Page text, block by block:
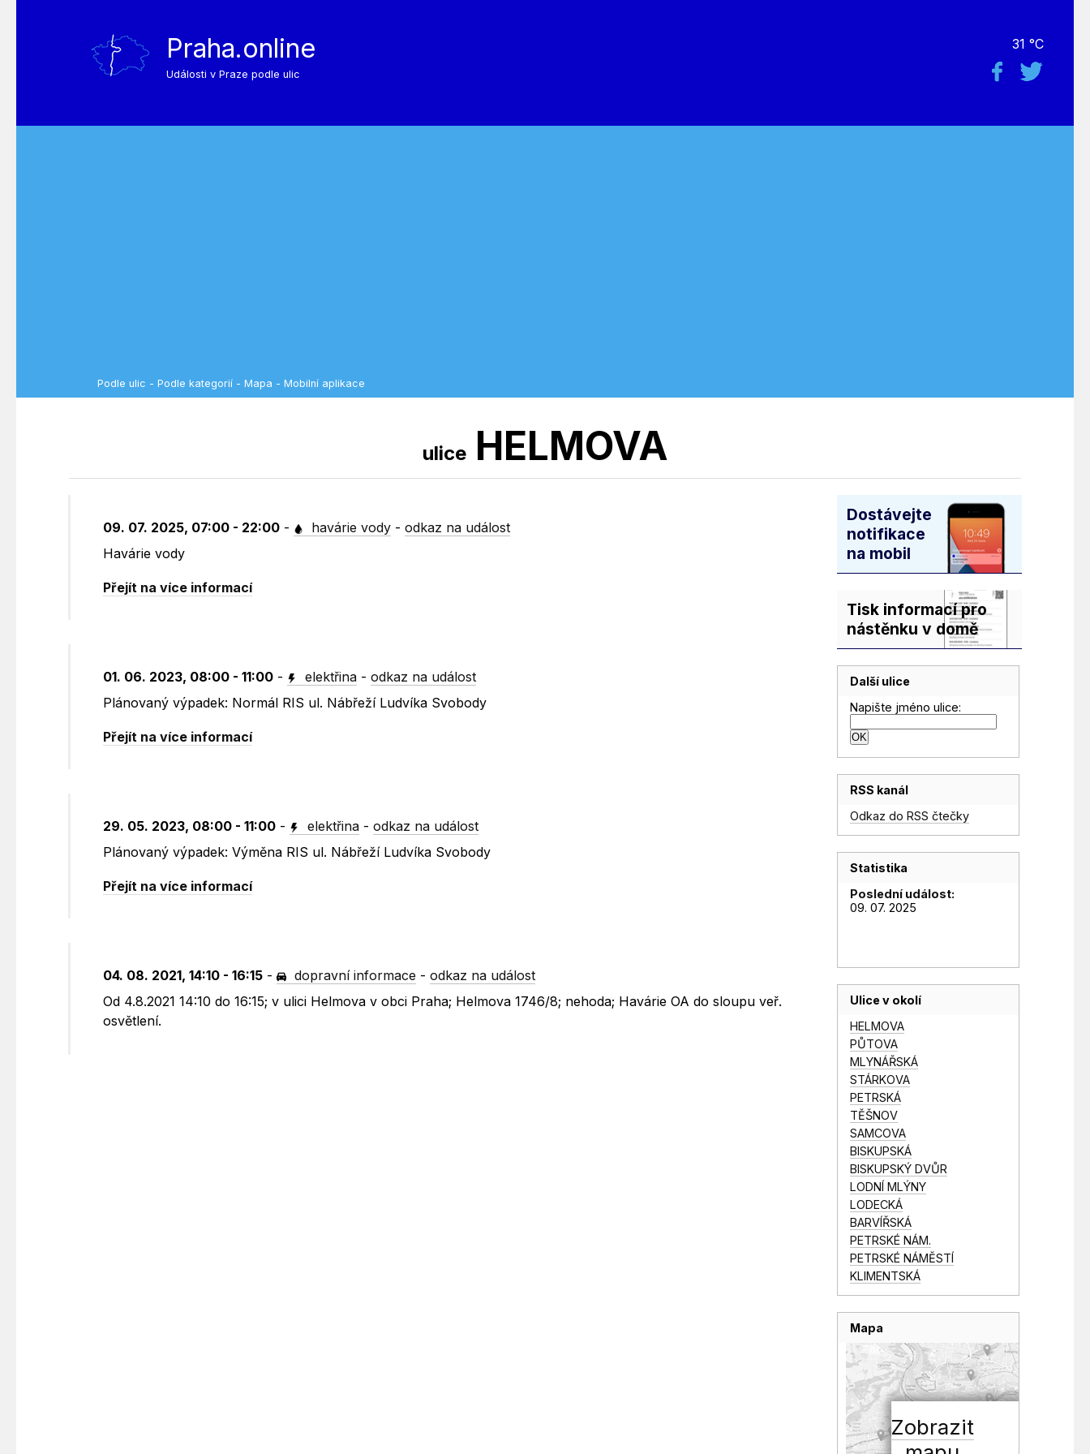
Praha.online
Události v Praze podle ulic
31 °C
Podle ulic - Podle kategorií - Mapa - Mobilní aplikace
uliceHELMOVA
09. 07. 2025, 07:00 - 22:00 - havárie vody -odkaz na událost
Havárie vody
Přejít na více informací
01. 06. 2023, 08:00 - 11:00 - elektřina -odkaz na událost
Plánovaný výpadek: Normál RIS ul. Nábřeží Ludvíka Svobody
Přejít na více informací
29. 05. 2023, 08:00 - 11:00 - elektřina -odkaz na událost
Plánovaný výpadek: Výměna RIS ul. Nábřeží Ludvíka Svobody
Přejít na více informací
04. 08. 2021, 14:10 - 16:15 - dopravní informace -odkaz na událost
Od 4.8.2021 14:10 do 16:15; v ulici Helmova v obci Praha; Helmova 1746/8; nehoda; Havárie OA do sloupu veř.
osvětlení.
Dostávejte
notifikace
na mobil
Tisk informací pro
nástěnku v domě
Další ulice
Napište jméno ulice:
RSS kanál
Odkaz do RSS čtečky
Statistika
Poslední událost:
09. 07. 2025
Ulice v okolí
HELMOVA
PŮTOVA
MLYNÁŘSKÁ
STÁRKOVA
PETRSKÁ
TĚŠNOV
SAMCOVA
BISKUPSKÁ
BISKUPSKÝ DVŮR
LODNÍ MLÝNY
LODECKÁ
BARVÍŘSKÁ
PETRSKÉ NÁM.
PETRSKÉ NÁMĚSTÍ
KLIMENTSKÁ
Mapa
Zobrazit